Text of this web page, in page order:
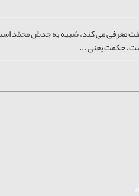
صفت معرفی می کند، شبیه به جدش محمّد
حکمت یعنی ...